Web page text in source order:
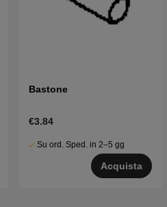
Bastone
€3.84
Su ord. Sped. in 2–5 gg
Acquista